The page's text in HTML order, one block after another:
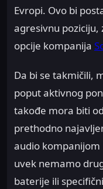
Evropi. Ovo bi
agresivnu poziciju,
opcije kompanija
Da bi se takmičili,
poput aktivnog
takođe mora biti
prethodno
audio kompanijom
uvek nemamo
baterije ili